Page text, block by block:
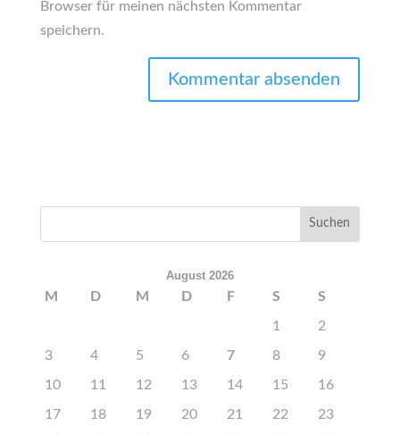
Browser für meinen nächsten Kommentar
speichern.
August 2026
M D M D F S S
1 2
3 4 5 6 7 8 9
10 11 12 13 14 15 16
17 18 19 20 21 22 23